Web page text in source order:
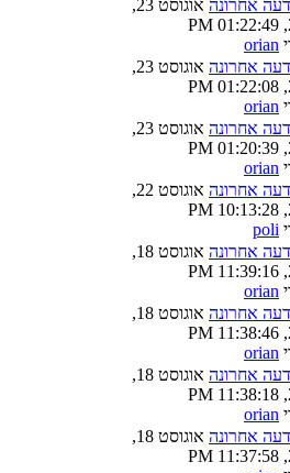
אוגוסט 23,
orian
אוגוסט 23,
orian
אוגוסט 23,
orian
אוגוסט 22,
poli
אוגוסט 18,
orian
אוגוסט 18,
orian
אוגוסט 18,
orian
אוגוסט 18,